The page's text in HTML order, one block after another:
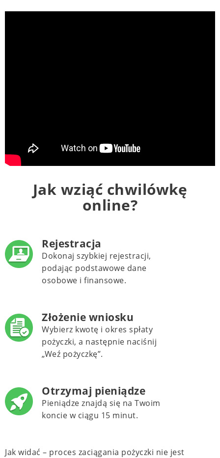
Jak wziąć chwilówkę
online?
Rejestracja
Dokonaj szybkiej rejestracji,
podając podstawowe dane
osobowe i finansowe.
Złożenie wniosku
Wybierz kwotę i okres spłaty
pożyczki, a następnie naciśnij
„Weź pożyczkę”.
Otrzymaj pieniądze
Pieniądze znajdą się na Twoim
koncie w ciągu 15 minut.
Jak widać – proces zaciągania pożyczki nie jest